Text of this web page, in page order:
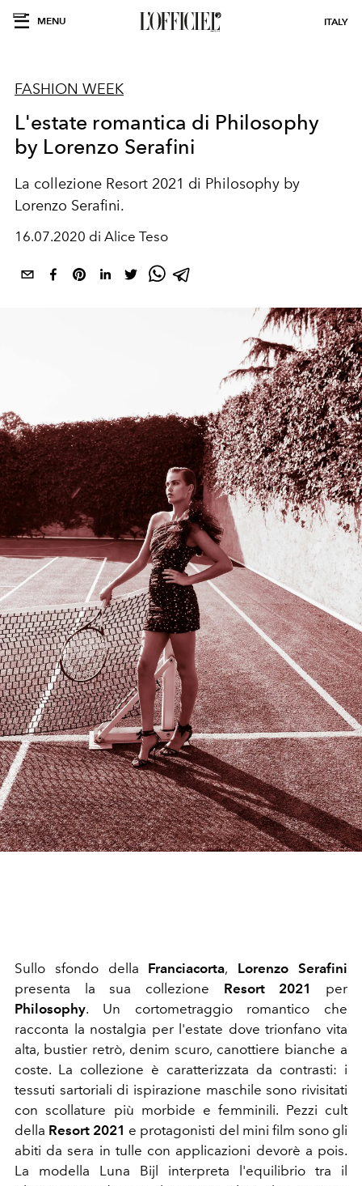
MENU ITALY
FASHION WEEK
L'estate romantica di Philosophy
by Lorenzo Serafini
La collezione Resort 2021 di Philosophy by
Lorenzo Serafini.
16.07.2020 di Alice Teso
Sullo sfondo della Franciacorta, Lorenzo Serafini
presenta la sua collezione Resort 2021
per
Philosophy. Un cortometraggio romantico che
racconta la nostalgia per l'estate dove trionfano vita
alta, bustier retrò, denim scuro, canottiere bianche a
coste. La collezione è caratterizzata da contrasti: i
tessuti sartoriali di ispirazione maschile sono rivisitati
con scollature più morbide e femminili. Pezzi cult
della Resort 2021 e protagonisti del mini film sono gli
abiti da sera in tulle con applicazioni devorè a pois.
La modella Luna Bijl interpreta l'equilibrio tra il